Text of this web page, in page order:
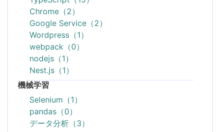
Chrome（2）
Google Service（2）
Wordpress（1）
webpack（0）
nodejs（1）
Nest.js（1）
機械学習
Selenium（1）
pandas（0）
データ分析（3）